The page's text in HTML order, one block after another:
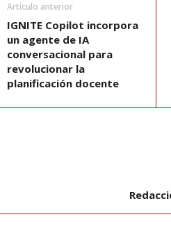
Artículo anterior
IGNITE Copilot incorpora
un agente de IA
conversacional para
revolucionar la
planificación docente